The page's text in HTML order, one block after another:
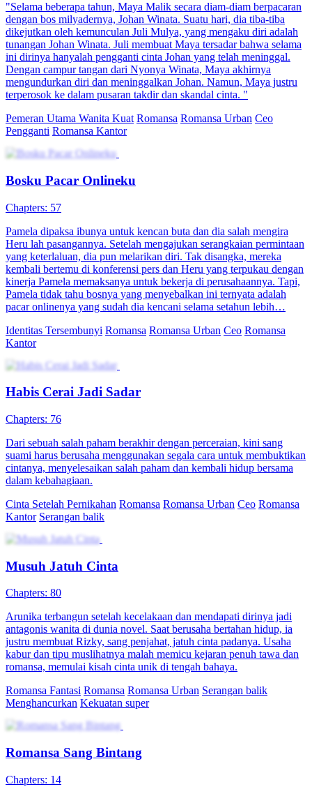
"Selama beberapa tahun, Maya Malik secara diam-diam berpacaran
dengan bos milyadernya, Johan Winata. Suatu hari, dia tiba-tiba
dikejutkan oleh kemunculan Juli Mulya, yang mengaku diri adalah
tunangan Johan Winata. Juli membuat Maya tersadar bahwa selama
ini dirinya hanyalah pengganti cinta Johan yang telah meninggal.
Dengan campur tangan dari Nyonya Winata, Maya akhirnya
mengundurkan diri dan meninggalkan Johan. Namun, Maya justru
terperosok ke dalam pusaran takdir dan skandal cinta. "
Pemeran Utama Wanita Kuat Romansa Romansa Urban Ceo
Pengganti Romansa Kantor
Bosku Pacar Onlineku
Chapters: 57
Pamela dipaksa ibunya untuk kencan buta dan dia salah mengira
Heru lah pasangannya. Setelah mengajukan serangkaian permintaan
yang keterlaluan, dia pun melarikan diri. Tak disangka, mereka
kembali bertemu di konferensi pers dan Heru yang terpukau dengan
kinerja Pamela memaksanya untuk bekerja di perusahaannya. Tapi,
Pamela tidak tahu bosnya yang menyebalkan ini ternyata adalah
pacar onlinenya yang sudah dia kencani selama setahun lebih…
Identitas Tersembunyi Romansa Romansa Urban Ceo Romansa
Kantor
Habis Cerai Jadi Sadar
Chapters: 76
Dari sebuah salah paham berakhir dengan perceraian, kini sang
suami harus berusaha menggunakan segala cara untuk membuktikan
cintanya, menyelesaikan salah paham dan kembali hidup bersama
dalam kebahagiaan.
Cinta Setelah Pernikahan Romansa Romansa Urban Ceo Romansa
Kantor Serangan balik
Musuh Jatuh Cinta
Chapters: 80
Arunika terbangun setelah kecelakaan dan mendapati dirinya jadi
antagonis wanita di dunia novel. Saat berusaha bertahan hidup, ia
justru membuat Rizky, sang penjahat, jatuh cinta padanya. Usaha
kabur dan tipu muslihatnya malah memicu kejaran penuh tawa dan
romansa, memulai kisah cinta unik di tengah bahaya.
Romansa Fantasi Romansa Romansa Urban Serangan balik
Menghancurkan Kekuatan super
Romansa Sang Bintang
Chapters: 14